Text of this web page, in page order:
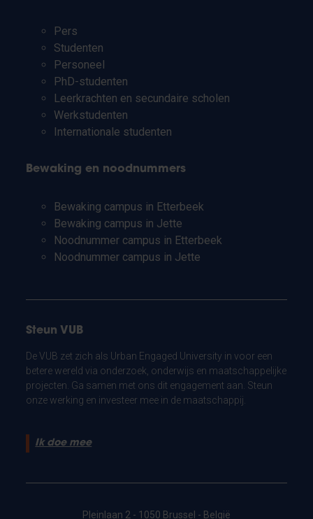
Pers
Studenten
Personeel
PhD-studenten
Leerkrachten en secundaire scholen
Werkstudenten
Internationale studenten
Bewaking en noodnummers
Bewaking campus in Etterbeek
Bewaking campus in Jette
Noodnummer campus in Etterbeek
Noodnummer campus in Jette
Steun VUB
De VUB zet zich als Urban Engaged University in voor een
betere wereld via onderzoek, onderwijs en maatschappelijke
projecten. Ga samen met ons dit engagement aan. Steun
onze werking en investeer mee in de maatschappij.
Ik doe mee
Pleinlaan 2 - 1050 Brussel - België